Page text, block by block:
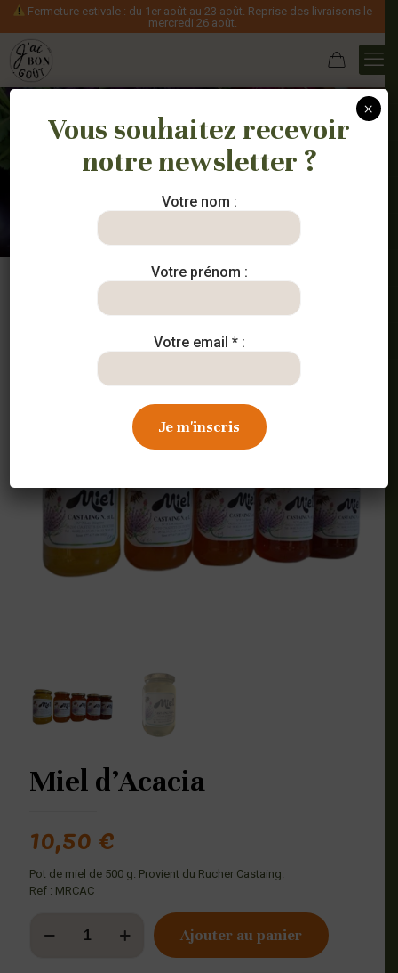
Fermeture estivale : du 1er août au 23 août. Reprise des livraisons le
mercredi 26 août.
Nos paniers
Miel d’Acacia
10,50€
Pot de miel de 500 g. Provient du Rucher Castaing.
Ref : MRCAC
Ajouter au panier
Vous souhaitez recevoir
notre newsletter ?
Votre nom :
Votre prénom :
Votre email * :
×